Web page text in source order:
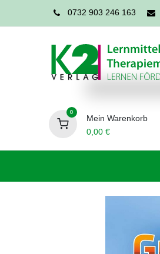
0732 903 246 163
0
Mein Warenkorb
0,00€